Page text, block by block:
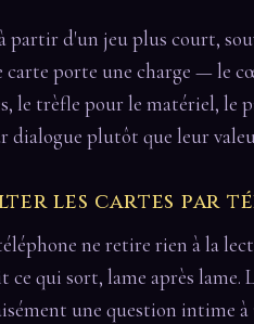
partir d'un jeu plus court,
carte porte une charge — le
le trèfle pour le matériel, le
plutôt que leur
les cartes par
ne retire rien à la
ce qui sort, lame après lame.
une question intime à